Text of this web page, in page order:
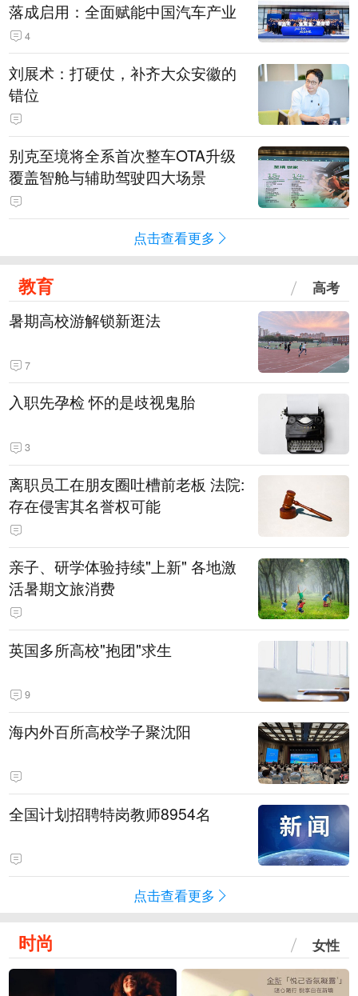
落成启用：全面赋能中国汽车产业
4
刘展术：打硬仗，补齐大众安徽的
错位
别克至境将全系首次整车OTA升级
覆盖智舱与辅助驾驶四大场景
点击查看更多
教育 高考
暑期高校游解锁新逛法
7
入职先孕检 怀的是歧视鬼胎
3
离职员工在朋友圈吐槽前老板 法院:
存在侵害其名誉权可能
亲子、研学体验持续"上新" 各地激
活暑期文旅消费
英国多所高校"抱团"求生
9
海内外百所高校学子聚沈阳
全国计划招聘特岗教师8954名
点击查看更多
时尚 女性